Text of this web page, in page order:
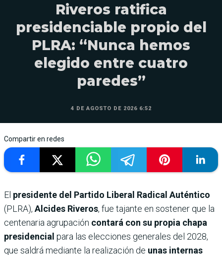
Riveros ratifica
presidenciable propio del
PLRA: “Nunca hemos
elegido entre cuatro
paredes”
4 DE AGOSTO DE 2026 6:52
Compartir en redes
El presidente del Partido Liberal Radical Auténtico
(PLRA), Alcides Riveros, fue tajante en sostener que la
centenaria agrupación contará con su propia chapa
presidencial para las elecciones generales del 2028,
que saldrá mediante la realización de unas internas